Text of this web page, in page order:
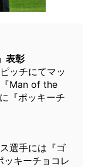
表彰
ッチにてマッ
Man of the
『ポッキーチ
選手には『ゴ
ッキーチョコレ